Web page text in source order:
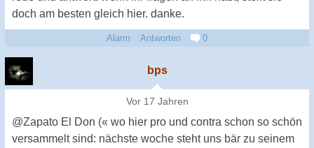
doch am besten gleich hier. danke.
Alarm Antworten 0
bps
Vor 17 Jahren
@Zapato El Don (« wo hier pro und contra schon so schön
versammelt sind: nächste woche steht uns bär zu seinem